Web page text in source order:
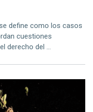
define como los casos
cuestiones
derecho del ...